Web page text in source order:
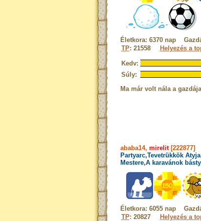
Életkora: 6370 nap
TP: 21558 Helyezés a
Kedv:
Súly:
Ma már volt nála a
ababa14, mirelit[222877]
Partyarc,Tevetrükkök
Mestere,A karavánok
Életkora: 6055 nap
TP: 20827 Helyezés a